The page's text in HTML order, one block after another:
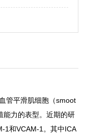
管平滑肌细胞（smoot
能力的表型。近期的研
1和VCAM-1。其中ICA